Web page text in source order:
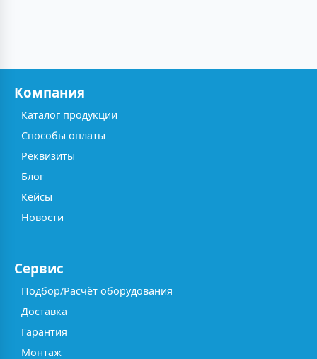
Компания
Каталог продукции
Способы оплаты
Реквизиты
Блог
Кейсы
Новости
Сервис
Подбор/Расчёт оборудования
Доставка
Гарантия
Монтаж